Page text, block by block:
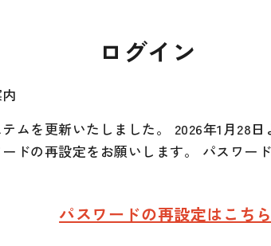
ログイン
ムを更新いたしました。 2026年1月28
ドの再設定をお願いします。 パスワー
パスワードの再設定はこちら